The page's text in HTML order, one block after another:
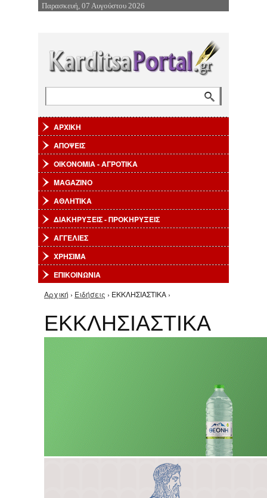
Επιστροφή στην Πλοήγηση
Παρασκευή, 07 Αυγούστου 2026
ΑΡΧΙΚΗ
ΑΠΟΨΕΙΣ
ΟΙΚΟΝΟΜΙΑ - ΑΓΡΟΤΙΚΑ
MAGAZINO
ΑΘΛΗΤΙΚΑ
ΔΙΑΚΗΡΥΞΕΙΣ - ΠΡΟΚΗΡΥΞΕΙΣ
ΑΓΓΕΛΙΕΣ
ΧΡΗΣΙΜΑ
ΕΠΙΚΟΙΝΩΝΙΑ
Είστε εδώ
Αρχική › Ειδήσεις › ΕΚΚΛΗΣΙΑΣΤΙΚΑ ›
ΕΚΚΛΗΣΙΑΣΤΙΚΑ